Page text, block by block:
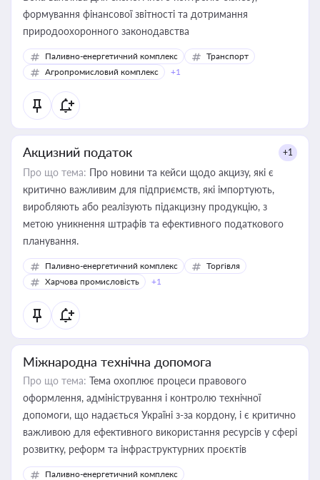
формування фінансової звітності та дотримання
природоохоронного законодавства
Паливно-енергетичний комплекс
Транспорт
Агропромисловий комплекс
+1
Акцизний податок +1
Про що тема: Про новини та кейси щодо акцизу, які є
критично важливим для підприємств, які імпортують,
виробляють або реалізують підакцизну продукцію, з
метою уникнення штрафів та ефективного податкового
планування.
Паливно-енергетичний комплекс
Торгівля
Харчова промисловість
+1
Міжнародна технічна допомога
Про що тема: Тема охоплює процеси правового
оформлення, адміністрування і контролю технічної
допомоги, що надається Україні з-за кордону, і є критично
важливою для ефективного використання ресурсів у сфері
розвитку, реформ та інфраструктурних проєктів
Паливно-енергетичний комплекс